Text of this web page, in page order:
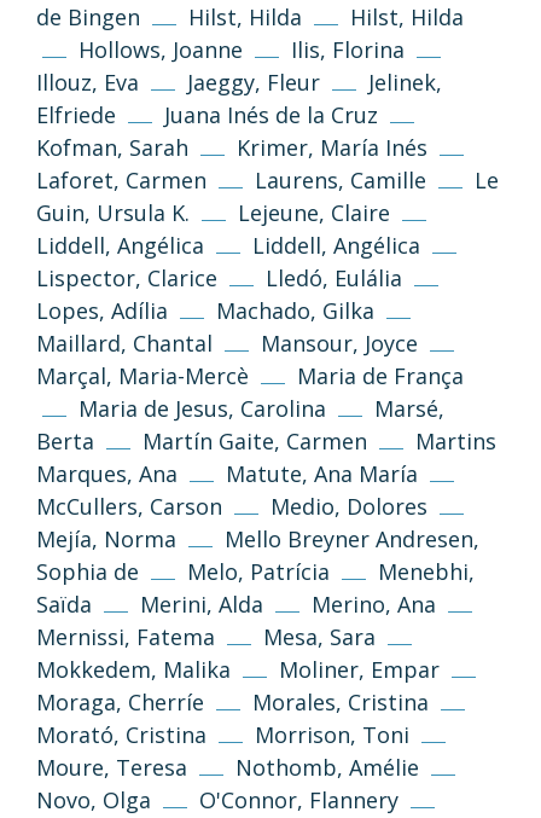
de Bingen
Hilst, Hilda
Hilst, Hilda
Hollows, Joanne
Ilis, Florina
Illouz, Eva
Jaeggy, Fleur
Jelinek,
Elfriede
Juana Inés de la Cruz
Kofman, Sarah
Krimer, María Inés
Laforet, Carmen
Laurens, Camille
Le
Guin, Ursula K.
Lejeune, Claire
Liddell, Angélica
Liddell, Angélica
Lispector, Clarice
Lledó, Eulália
Lopes, Adília
Machado, Gilka
Maillard, Chantal
Mansour, Joyce
Marçal, Maria-Mercè
Maria de França
Maria de Jesus, Carolina
Marsé,
Berta
Martín Gaite, Carmen
Martins
Marques, Ana
Matute, Ana María
McCullers, Carson
Medio, Dolores
Mejía, Norma
Mello Breyner Andresen,
Sophia de
Melo, Patrícia
Menebhi,
Saïda
Merini, Alda
Merino, Ana
Mernissi, Fatema
Mesa, Sara
Mokkedem, Malika
Moliner, Empar
Moraga, Cherríe
Morales, Cristina
Morató, Cristina
Morrison, Toni
Moure, Teresa
Nothomb, Amélie
Novo, Olga
O'Connor, Flannery
(CC-BY-NC-SA 3.0)
Tornar a dalt
Si no s’indica altra cosa, els textos i imatges
d’aquest web es publiquen sota llicència
Creative Commons 3.0 de Reconeixement-
NoComercial-CompartirIgual (cc-by-nc-sa
3.0)
Informació i normes
Política de privacitat Avís legal